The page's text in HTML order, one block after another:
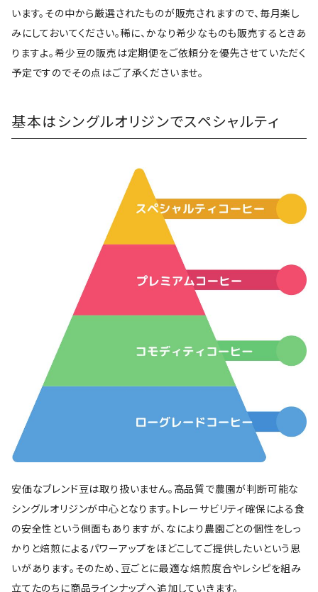
います。その中から厳選されたものが販売されますので、毎月楽し
みにしておいてください。稀に、かなり希少なものも販売するときあ
りますよ。希少豆の販売は定期便をご依頼分を優先させていただく
予定ですのでその点はご了承くださいませ。
基本はシングルオリジンでスペシャルティ
安価なブレンド豆は取り扱いません。高品質で農園が判断可能な
シングルオリジンが中心となります。トレーサビリティ確保による食
の安全性という側面もありますが、なにより農園ごとの個性をしっ
かりと焙煎によるパワーアップをほどこしてご提供したいという思
いがあります。そのため、豆ごとに最適な焙煎度合やレシピを組み
立てたのちに商品ラインナップへ追加していきます。